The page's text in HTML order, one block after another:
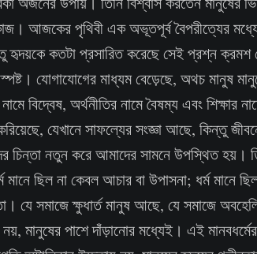
আজকের পৃথিবী এক অভূতপূর্ব বৈপরীত্যের
হৃদয়কে কতটা প্রসারিত করেছে সেই প্রশ্ন
যোগাযোগের মাধ্যম বেড়েছে, অথচ মানুষ
বিদ্বেষ, অর্থনীতির নামে বৈষম্য এবং শিক্ষার
যেখানে সাফল্যের সংজ্ঞা আছে, কিন্তু
চিন্তা নতুন করে আমাদের সামনে উপস্থিত হয়।
মানে ছিল না কেবল আচার বা উপাসনা; ধর্ম মানে
যে সমাজে ক্ষুধার্ত মানুষ আছে, যে সমাজে
নয়, মানুষের পাশে দাঁড়ানোর মধ্যেই। এই